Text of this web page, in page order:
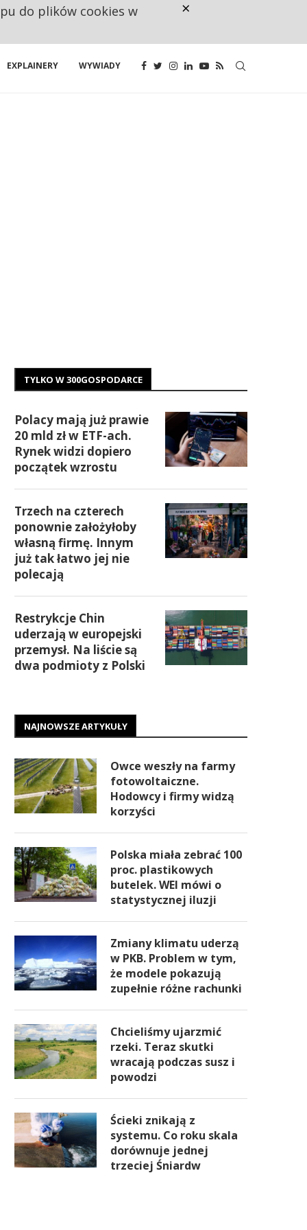
EXPLAINERY WYWIADY
TYLKO W 300GOSPODARCE
Polacy mają już prawie
20 mld zł w ETF-ach.
Rynek widzi dopiero
początek wzrostu
Trzech na czterech
ponownie założyłoby
własną firmę. Innym
już tak łatwo jej nie
polecają
Restrykcje Chin
uderzają w europejski
przemysł. Na liście są
dwa podmioty z Polski
NAJNOWSZE ARTYKUŁY
Owce weszły na farmy
fotowoltaiczne.
Hodowcy i firmy widzą
korzyści
Polska miała zebrać 100
proc. plastikowych
butelek. WEI mówi o
statystycznej iluzji
Zmiany klimatu uderzą
w PKB. Problem w tym,
że modele pokazują
zupełnie różne rachunki
Chcieliśmy ujarzmić
rzeki. Teraz skutki
wracają podczas susz i
powodzi
Ścieki znikają z
systemu. Co roku skala
dorównuje jednej
trzeciej Śniardw
do plików cookies w ×